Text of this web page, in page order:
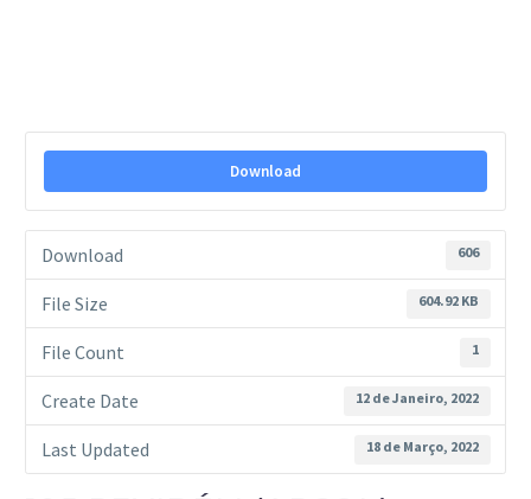
Download
Download 606
File Size 604.92 KB
File Count 1
Create Date 12 de Janeiro, 2022
Last Updated 18 de Março, 2022